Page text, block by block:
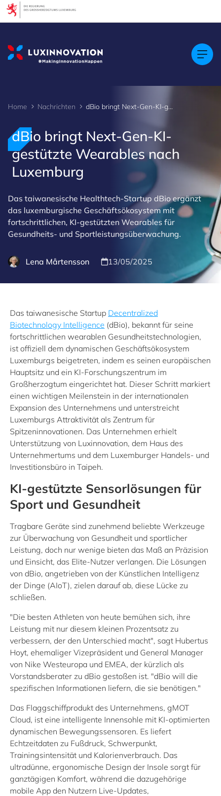
Home Nachrichten dBio bringt Next-Gen-KI-gestützte Wearables nach Luxemburg
dBio bringt Next-Gen-KI-
gestützte Wearables nach
Luxemburg
Das taiwanesische Healthtech-Startup dBio ergänzt
das luxemburgische Geschäftsökosystem mit
fortschrittlichen, KI-gestützten Wearables für
Gesundheits- und Sportleistungsüberwachung.
Lena Mårtensson 13/05/2025
Das taiwanesische Startup Decentralized
Biotechnology Intelligence (dBio), bekannt für seine
fortschrittlichen wearablen Gesundheitstechnologien,
ist offiziell dem dynamischen Geschäftsökosystem
Luxemburgs beigetreten, indem es seinen europäischen
Hauptsitz und ein KI-Forschungszentrum im
Großherzogtum eingerichtet hat. Dieser Schritt markiert
einen wichtigen Meilenstein in der internationalen
Expansion des Unternehmens und unterstreicht
Luxemburgs Attraktivität als Zentrum für
Spitzeninnovationen. Das Unternehmen erhielt
Unterstützung von Luxinnovation, dem Haus des
Unternehmertums und dem Luxemburger Handels- und
Investitionsbüro in Taipeh.
KI-gestützte Sensorlösungen für
Sport und Gesundheit
Tragbare Geräte sind zunehmend beliebte Werkzeuge
zur Überwachung von Gesundheit und sportlicher
Leistung, doch nur wenige bieten das Maß an Präzision
und Einsicht, das Elite-Nutzer verlangen. Die Lösungen
von dBio, angetrieben von der Künstlichen Intelligenz
der Dinge (AIoT), zielen darauf ab, diese Lücke zu
schließen.
"Die besten Athleten von heute bemühen sich, ihre
Leistung mit nur diesem kleinen Prozentsatz zu
verbessern, der den Unterschied macht", sagt Hubertus
Hoyt, ehemaliger Vizepräsident und General Manager
von Nike Westeuropa und EMEA, der kürzlich als
Vorstandsberater zu dBio gestoßen ist. "dBio will die
spezifischen Informationen liefern, die sie benötigen."
Das Flaggschiffprodukt des Unternehmens, gMOT
Cloud, ist eine intelligente Innensohle mit KI-optimierten
dynamischen Bewegungssensoren. Es liefert
Echtzeitdaten zu Fußdruck, Schwerpunkt,
Trainingsintensität und Kalorienverbrauch. Das
ultradünne, ergonomische Design der Insole sorgt für
ganztägigen Komfort, während die dazugehörige
mobile App den Nutzern Live-Updates,
Cookies management panel